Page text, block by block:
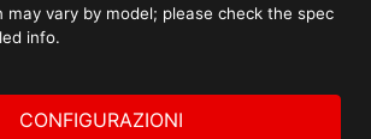
may vary by model; please check the spec
info.
CONFIGURAZIONI